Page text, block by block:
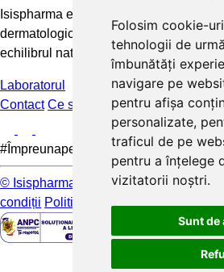
Folosim cookie-
tehnologii de
îmbunătăți
navigare pe
pentru afișa
personalizate,
traficul de pe
pentru a înțelege
vizitatorii noștri.
Sunt de
Isispharma este un laborator francez
dermatologice eficiente și accesibile
echilibrul natural al pielii.
Laboratorul
Contact Ce spun clientii FAQ
#Împreunapentrupieleamea
© Isispharma 2026 Livrare si plata
condiții Politica de confidențialitate